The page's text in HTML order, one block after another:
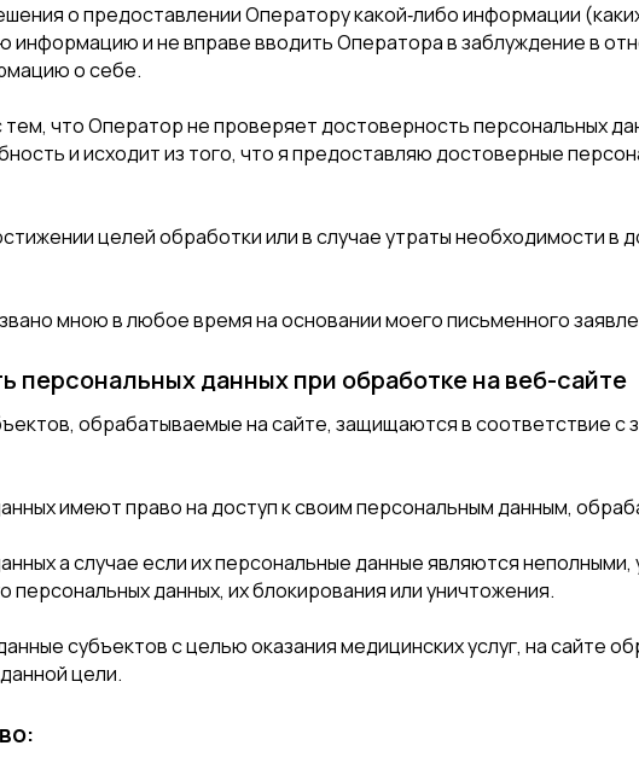
о предоставлении Оператору какой‑либо информации
информацию и не вправе вводить Оператора в заблуждение в
о себе.
что Оператор не проверяет достоверность персональных
и исходит из того, что я предоставляю достоверные
целей обработки или в случае утраты необходимости в
мною в любое время на основании моего письменного
персональных данных при обработке на веб-сайте
обрабатываемые на сайте, защищаются в соответствие
имеют право на доступ к своим персональным данным,
а случае если их персональные данные являются
персональных данных, их блокирования или уничтожения.
субъектов с целью оказания медицинских услуг, на сайте
цели.